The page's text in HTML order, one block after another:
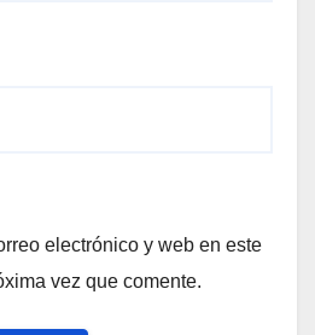
electrónico y web en este
vez que comente.